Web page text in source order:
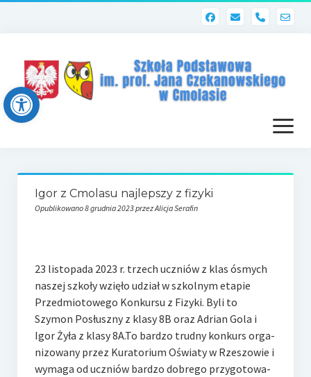
Open toolbar
phone
otwórz
menu
Dziennik elektroniczny (Librus)
Dziennik elektroniczny
e-Rada
Logowanie
Igor z Cmolasu najlepszy z fizyki
Opublikowano 8 grudnia 2023 przez Alicja Serafin
23 li­sto­pa­da 2023 r. trzech uczniów z klas ósmych
naszej szkoły wzięło udział w szkol­nym etapie
Przed­mio­to­we­go Kon­kur­su z Fizyki. Byli to
Szymon Posłuszny z klasy 8B oraz Adrian Gola i
Igor Żyła z klasy 8A.To bardzo trudny kon­kurs or­ga­
ni­zo­wa­ny przez Ku­ra­to­rium Oświa­ty w Rze­szo­wie i
wymaga od uczniów bardzo do­bre­go przy­go­to­wa­